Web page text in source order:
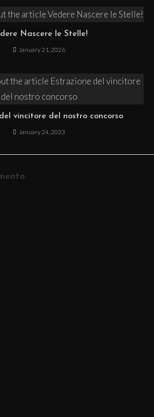
Nascere le Stelle!
January 21, 2026
vincitore del nostro concorso
January 24, 2023